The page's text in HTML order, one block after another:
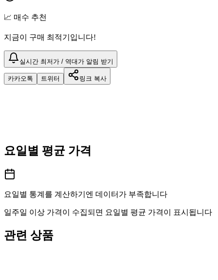
📈 매수 추천
지금이 구매 최적기입니다!
실시간 최저가 / 역대가 알림 받기
카카오톡 트위터 링크 복사
요일별 평균 가격
요일별 통계를 계산하기엔 데이터가 부족합니다
일주일 이상 가격이 수집되면 요일별 평균 가격이 표시됩니다
관련 상품